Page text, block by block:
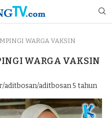
WARGA VAKSIN
WARGA VAKSIN
aditbosan5 tahun